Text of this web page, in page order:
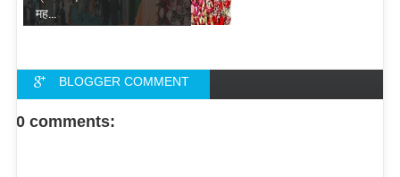
मह...
BLOGGER COMMENT
FACEBOOK COMMENT
0 comments: